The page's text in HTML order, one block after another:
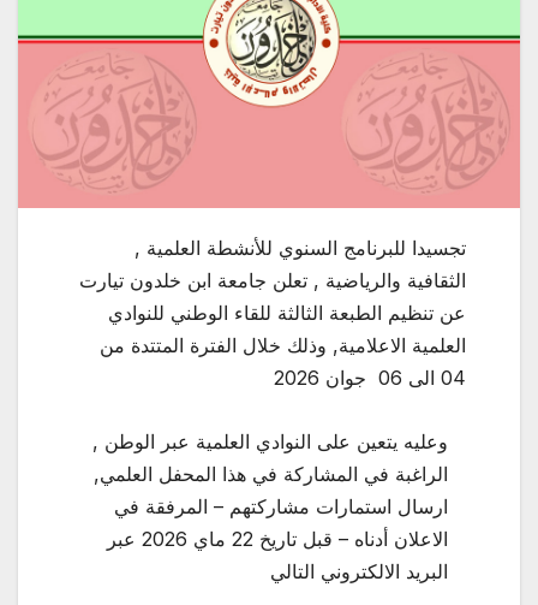
تجسيدا للبرنامج السنوي للأنشطة العلمية ,
الثقافية والرياضية , تعلن جامعة ابن خلدون تيارت
عن تنظيم الطبعة الثالثة للقاء الوطني للنوادي
العلمية الاعلامية, وذلك خلال الفترة المتتدة من
04 الى 06 جوان 2026
وعليه يتعين على النوادي العلمية عبر الوطن ,
الراغبة في المشاركة في هذا المحفل العلمي,
ارسال استمارات مشاركتهم – المرفقة في
الاعلان أدناه – قبل تاريخ 22 ماي 2026 عبر
البريد الالكتروني التالي